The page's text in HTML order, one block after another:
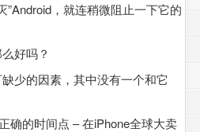
”Android，就连稍微阻止一下它的
好吗？
少的因素，其中没有一个和它
确的时间点 – 在iPhone全球大卖